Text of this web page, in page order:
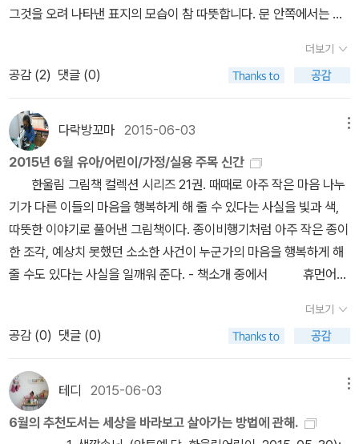
그것을 오려 나타낸 표지의 모습이 참 따뜻합니다. 문 안쪽에서는 어
실거리는 듯 합니다. 너무나 귀여운 책이라 읽고 싶네요. 아이들
과 하천에 나갈 일이 종종 있는데, 그때마다 이름 모를 고기를 가리키
며 뭐냐고 물어 봅니다. 그걸 어찌 아나요?ㅎㅎ 늘 송사리 아닐까? 하
고 되묻고는 끝입니다. 제대로 된 도감 하나 아이들에게 꼭 필요하지
요. 제가 읽고 권해줘야겠어요. 요런 핸드메이드에 관심이 많
아, 꼭 읽어보고 싶네요. 쉽고 간단하다니 따라서 하기 좋겠어요. 여름
이라 더 필요한 팔찌, 책 보고 만들어서 여기저기 선물하고 싶네
요.
더보기
공감 (2) 댓글 (0)
다락방꼬마 2015-06-03
2015년 6월 유아/어린이/가정/실용 주목 신간
한울림 그림책 컬렉션 시리즈 21권. 때때로 아주 작은 마음 나누
기가 다른 이들의 마음을 행복하게 해 줄 수 있다는 사실을 빛과 색,
따뜻한 이야기로 풀어낸 그림책이다. 종이비행기처럼 아주 작은 종이
한 조각, 예상치 못했던 소소한 사건이 누군가의 마음을 행복하게 해
줄 수도 있다는 사실을 일깨워 준다. - 책소개 중에서 휴먼어린
쓰는 김미희 작가의 저학년 동화로, 주인공 분홍이가 엄마 흉을 마음
껏 볼 수 있는 인터넷 공간인 ‘엄마 고발 카페’에 누구에게도 말하지
못한 속마음을 털어놓는 이야기이다. 톡톡 튀는 소재와 발랄한 이야
기를 통해 가족의 소중함을 다시금 확인할 수 있는 동화이다. - 책소
개 중에서 백악관에서도 요청할 만큼 진짜 같이 아름다운 종이
꽃 만드는 방법을 소개한다. 종이꽃 아티스트인 저자는 하비스쿠스,
더보기
공감 (0) 댓글 (0)
테디 2015-06-03
6월의 추천도서는 세상을 바라보고 살아가는 방법에 관해.